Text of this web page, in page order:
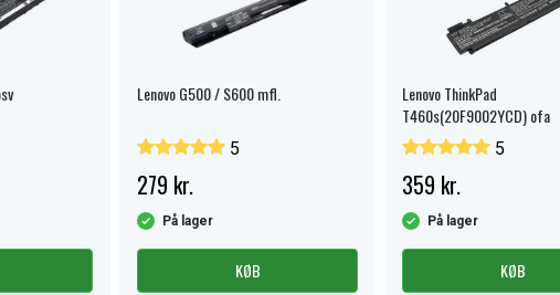
Lenovo G500 / S600 mfl.
5
279 kr.
På lager
KØB
Lenovo ThinkPad
T460s(20F9002YCD) ofa
5
359 kr.
På lager
KØB